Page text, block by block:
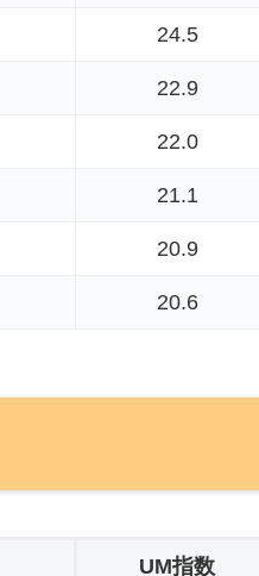
24.5
22.9
22.0
21.1
20.9
20.6
UM指数